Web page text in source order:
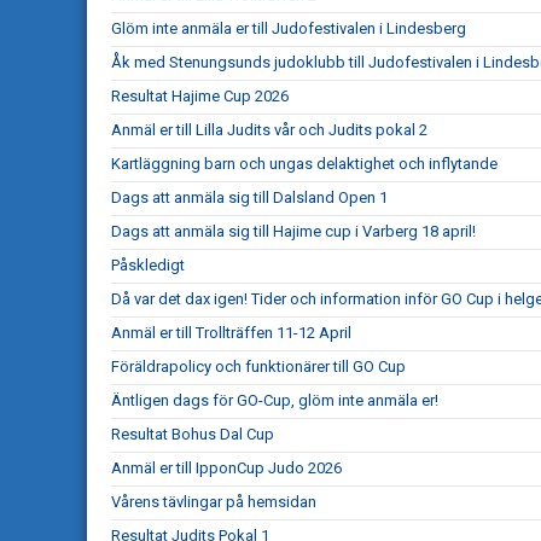
Glöm inte anmäla er till Judofestivalen i Lindesberg
Åk med Stenungsunds judoklubb till Judofestivalen i
Resultat Hajime Cup 2026
Anmäl er till Lilla Judits vår och Judits pokal 2
Kartläggning barn och ungas delaktighet och inflytande
Dags att anmäla sig till Dalsland Open 1
Dags att anmäla sig till Hajime cup i Varberg 18 april!
Påskledigt
Då var det dax igen! Tider och information inför GO Cup i
Anmäl er till Trollträffen 11-12 April
Föräldrapolicy och funktionärer till GO Cup
Äntligen dags för GO-Cup, glöm inte anmäla er!
Resultat Bohus Dal Cup
Anmäl er till IpponCup Judo 2026
Vårens tävlingar på hemsidan
Resultat Judits Pokal 1